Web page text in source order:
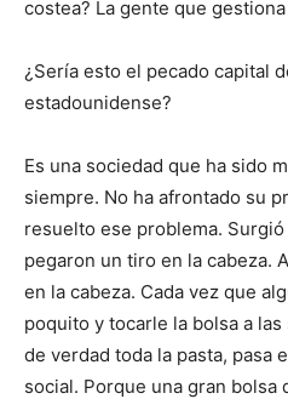
costea? La gente que
¿Sería esto el pecado capital
estadounidense?
Es una sociedad que ha sido
siempre. No ha afrontado su
resuelto ese problema.
pegaron un tiro en la cabeza.
en la cabeza. Cada vez que
poquito y tocarle la bolsa a
de verdad toda la pasta, pasa
social. Porque una gran